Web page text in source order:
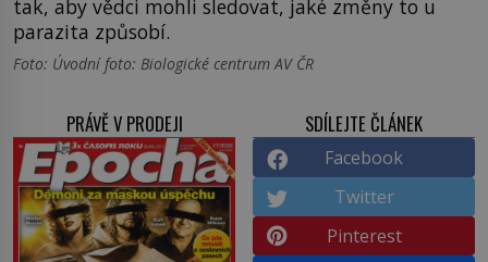
tak, aby vědci mohli sledovat, jaké změny to u
parazita způsobí.
Foto: Úvodní foto: Biologické centrum AV ČR
PRÁVĚ V PRODEJI SDÍLEJTE ČLÁNEK
Facebook
Twitter
Pinterest